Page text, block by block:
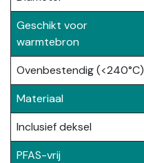
Geschikt voor
warmtebron
Ovenbestendig (<240°C)
Materiaal
Inclusief deksel
PFAS-vrij